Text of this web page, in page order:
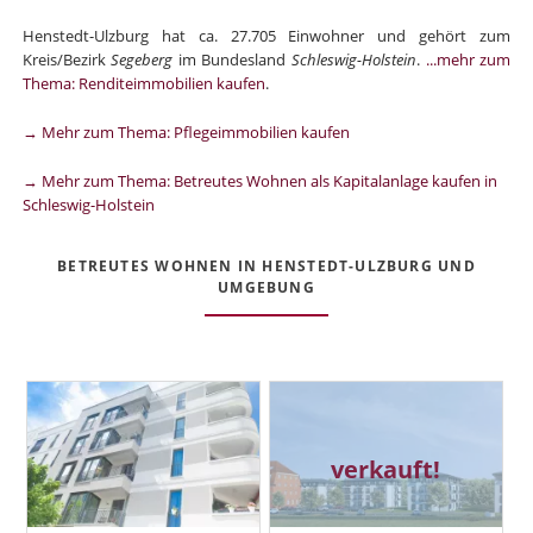
Henstedt-Ulzburg hat ca. 27.705 Einwohner und gehört zum
Kreis/BezirkSegeberg im BundeslandSchleswig-Holstein. ...mehr zum
Thema: Renditeimmobilien kaufen.
→ Mehr zum Thema: Pflegeimmobilien kaufen
→ Mehr zum Thema: Betreutes Wohnen als Kapitalanlage kaufen in
Schleswig-Holstein
BETREUTES WOHNEN IN HENSTEDT-ULZBURG UND
UMGEBUNG
verkauft!